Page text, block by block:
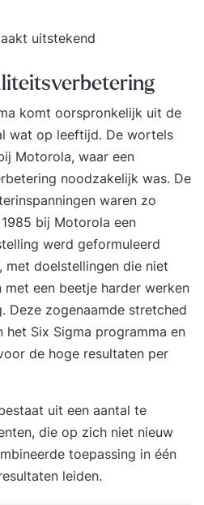
uitstekend
komt oorspronkelijk uit de
wat op leeftijd. De wortels
Motorola, waar een
noodzakelijk was. De
waren zo
bij Motorola een
werd geformuleerd
met doelstellingen die niet
een beetje harder werken
Deze zogenaamde stretched
het Six Sigma programma en
de hoge resultaten per
uit een aantal te
die op zich niet nieuw
toepassing in één
leiden.